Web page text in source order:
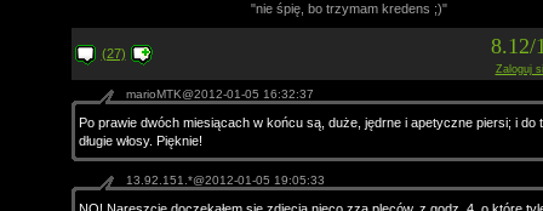
"nie śpię, bo trzymam kredens ;)"
(27)
Zaloguj
marioMTK@2012-01-05 16:32:37
Po prawie dwóch miesiącach w końcu są, duże, jędrne i apetyczne piersi; i do
długie włosy. Pięknie!
13.92.151.*@2012-01-05 19:05:33